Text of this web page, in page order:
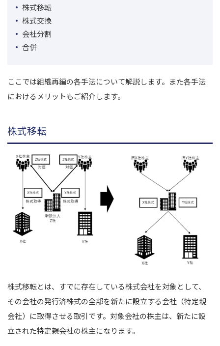
株式移転
株式交換
会社分割
合併
ここでは組織再編の各手法について解説します。また各手法
におけるメリットもご紹介します。
株式移転
株式移転とは、すでに存在している株式会社を対象として、
その会社の発行済株式の全部を新たに設立する会社（特定親
会社）に取得させる取引です。 対象会社の株主は、新たに設
立された特定親会社の株主になります。